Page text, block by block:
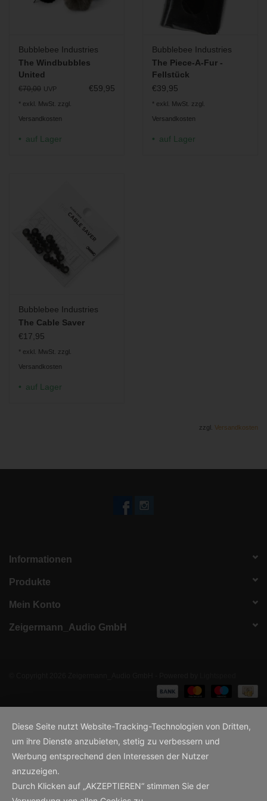
Bubblebee Industries
The Windbubbles
United
€70,00 UVP €59,95
* exkl. MwSt. zzgl.
Versandkosten
auf Lager
Bubblebee Industries
The Piece-A-Fur -
Fellstück
€39,95
* exkl. MwSt. zzgl.
Versandkosten
auf Lager
Bubblebee Industries
The Cable Saver
€17,95
* exkl. MwSt. zzgl.
Versandkosten
auf Lager
zzgl. Versandkosten
Informationen
Produkte
Mein Konto
Zeigermann_Audio GmbH
Diese Seite nutzt Website-Tracking-Technologien von Dritten,
um ihre Dienste anzubieten, stetig zu verbessern und
Werbung entsprechend den Interessen der Nutzer
anzuzeigen.
Durch Klicken auf „AKZEPTIEREN“ stimmen Sie der